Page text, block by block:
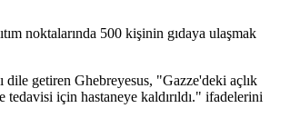
noktalarında 500 kişinin gıdaya ulaşmak
dile getiren Ghebreyesus, "Gazze'deki açlık
tedavisi için hastaneye kaldırıldı." ifadelerini